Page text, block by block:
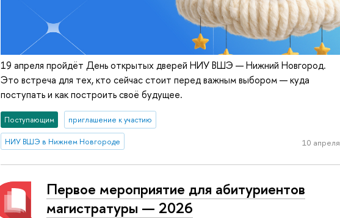
19 апреля пройдёт День открытых дверей НИУ ВШЭ — Нижний Новгород.
Это встреча для тех, кто сейчас стоит перед важным выбором — куда
поступать и как построить своё будущее.
Поступающим приглашение к участию
НИУ ВШЭ в Нижнем Новгороде 10 апреля
Первое мероприятие для абитуриентов
магистратуры — 2026